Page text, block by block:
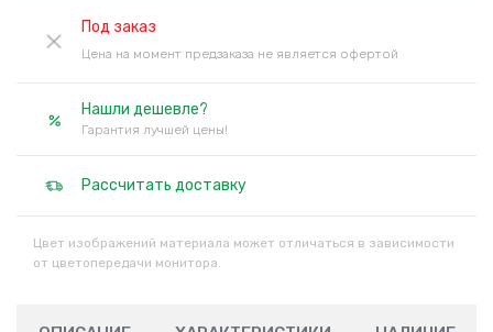
Под заказ
Цена на момент предзаказа не является офертой
Нашли дешевле?
Гарантия лучшей цены!
Рассчитать доставку
Цвет изображений материала может отличаться в зависимости
от цветопередачи монитора.